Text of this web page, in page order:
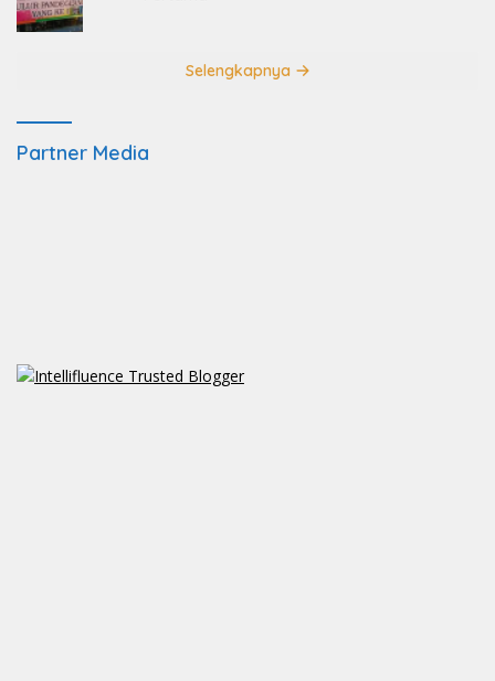
Selengkapnya
Partner Media